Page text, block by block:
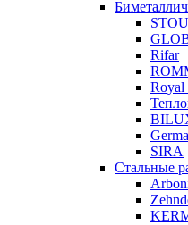
Rifar
Royal
SIRA
Стальные